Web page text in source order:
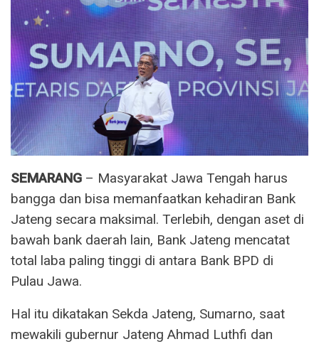
SEMARANG – Masyarakat Jawa Tengah harus
bangga dan bisa memanfaatkan kehadiran Bank
Jateng secara maksimal. Terlebih, dengan aset di
bawah bank daerah lain, Bank Jateng mencatat
total laba paling tinggi di antara Bank BPD di
Pulau Jawa.
Hal itu dikatakan Sekda Jateng, Sumarno, saat
mewakili gubernur Jateng Ahmad Luthfi dan